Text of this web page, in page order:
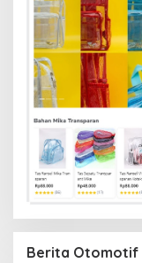
Berita Otomotif